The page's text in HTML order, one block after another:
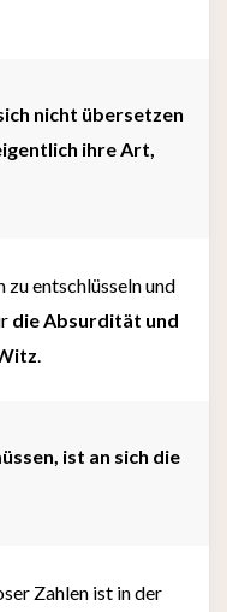
nicht übersetzen
ihre Art,
zu entschlüsseln und
die Absurdität und
.
ist an sich die
Zahlen ist in der